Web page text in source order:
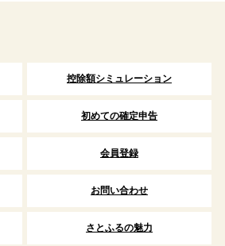
控除額シミュレーション
初めての確定申告
会員登録
お問い合わせ
さとふるの魅力